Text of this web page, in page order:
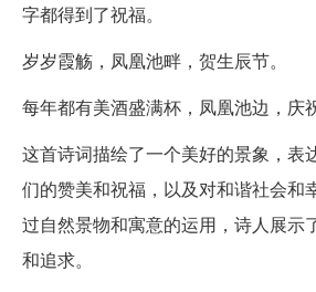
字都得到了祝福。
岁岁霞觞，凤凰池畔，贺生辰节。
每年都有美酒盛满杯，凤凰池边，庆
这首诗词描绘了一个美好的景象，表
们的赞美和祝福，以及对和谐社会和
过自然景物和寓意的运用，诗人展示
和追求。